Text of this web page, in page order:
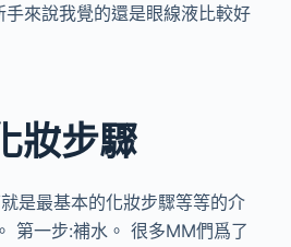
來說我覺的還是眼線液比較好
妝步驟
是最基本的化妝步驟等等的介
第一步:補水。 很多MM們爲了